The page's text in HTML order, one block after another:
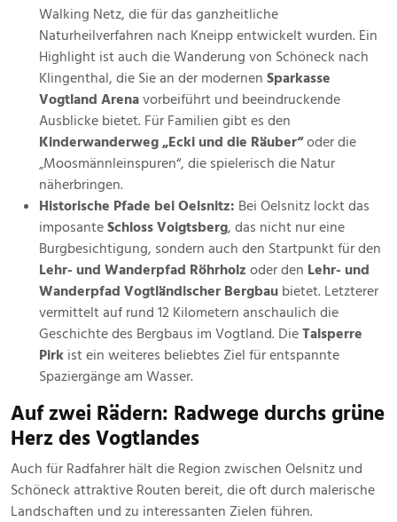
Walking Netz, die für das ganzheitliche
Naturheilverfahren nach Kneipp entwickelt wurden. Ein
Highlight ist auch die Wanderung von Schöneck nach
Klingenthal, die Sie an der modernen Sparkasse
Vogtland Arenavorbeiführt und beeindruckende
Ausblicke bietet. Für Familien gibt es den
Kinderwanderweg „Ecki und die Räuber“oder die
„Moosmännleinspuren“, die spielerisch die Natur
näherbringen.
Historische Pfade bei Oelsnitz: Bei Oelsnitz lockt das
imposanteSchloss Voigtsberg, das nicht nur eine
Burgbesichtigung, sondern auch den Startpunkt für den
Lehr- und Wanderpfad Röhrholz oder den Lehr- und
Wanderpfad Vogtländischer Bergbau bietet. Letzterer
vermittelt auf rund 12 Kilometern anschaulich die
Geschichte des Bergbaus im Vogtland. DieTalsperre
Pirk ist ein weiteres beliebtes Ziel für entspannte
Spaziergänge am Wasser.
Auf zwei Rädern: Radwege durchs grüne
Herz des Vogtlandes
Auch für Radfahrer hält die Region zwischen Oelsnitz und
Schöneck attraktive Routen bereit, die oft durch malerische
Landschaften und zu interessanten Zielen führen.